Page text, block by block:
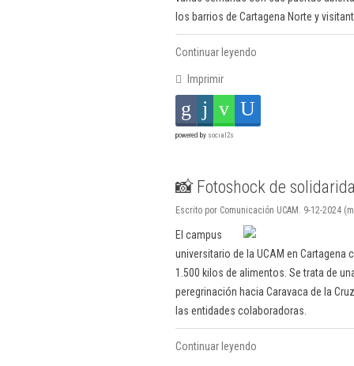
los barrios de Cartagena Norte y
Continuar leyendo
Imprimir
powered by social2s
📸 Fotoshock de
Escrito por Comunicación UCAM. 9-12-2024
El campus
universitario de la UCAM en Cartagena
1.500 kilos de alimentos. Se trata de
peregrinación hacia Caravaca de la
las entidades colaboradoras.
Continuar leyendo